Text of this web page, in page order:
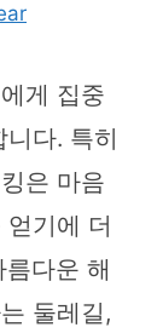
게 집중
다. 특히
은 마음
기에 더
다운 해
둘레길,